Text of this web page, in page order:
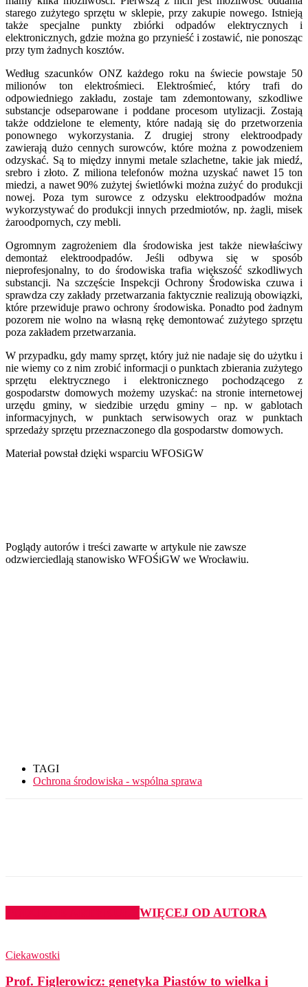
starego zużytego sprzętu w sklepie, przy zakupie nowego. Istnieją
także specjalne punkty zbiórki odpadów elektrycznych i
elektronicznych, gdzie można go przynieść i zostawić, nie ponosząc
przy tym żadnych kosztów.
Według szacunków ONZ każdego roku na świecie powstaje 50
milionów ton elektrośmieci. Elektrośmieć, który trafi do
odpowiedniego zakładu, zostaje tam zdemontowany, szkodliwe
substancje odseparowane i poddane procesom utylizacji. Zostają
także oddzielone te elementy, które nadają się do przetworzenia
ponownego wykorzystania. Z drugiej strony elektroodpady
zawierają dużo cennych surowców, które można z powodzeniem
odzyskać. Są to między innymi metale szlachetne, takie jak miedź,
srebro i złoto. Z miliona telefonów można uzyskać nawet 15 ton
miedzi, a nawet 90% zużytej świetlówki można zużyć do produkcji
nowej. Poza tym surowce z odzysku elektroodpadów można
wykorzystywać do produkcji innych przedmiotów, np. żagli, misek
żaroodpornych, czy mebli.
Ogromnym zagrożeniem dla środowiska jest także niewłaściwy
demontaż elektroodpadów. Jeśli odbywa się w sposób
nieprofesjonalny, to do środowiska trafia większość szkodliwych
substancji. Na szczęście Inspekcji Ochrony Środowiska czuwa i
sprawdza czy zakłady przetwarzania faktycznie realizują obowiązki,
które przewiduje prawo ochrony środowiska. Ponadto pod żadnym
pozorem nie wolno na własną rękę demontować zużytego sprzętu
poza zakładem przetwarzania.
W przypadku, gdy mamy sprzęt, który już nie nadaje się do użytku i
nie wiemy co z nim zrobić informacji o punktach zbierania zużytego
sprzętu elektrycznego i elektronicznego pochodzącego z
gospodarstw domowych możemy uzyskać: na stronie internetowej
urzędu gminy, w siedzibie urzędu gminy – np. w gablotach
informacyjnych, w punktach serwisowych oraz w punktach
sprzedaży sprzętu przeznaczonego dla gospodarstw domowych.
Materiał powstał dzięki wsparciu WFOSiGW
Poglądy autorów i treści zawarte w artykule nie zawsze
odzwierciedlają stanowisko WFOŚiGW we Wrocławiu.
TAGI
Ochrona środowiska - wspólna sprawa
WIĘCEJ OD AUTORA
Ciekawostki
Prof. Figlerowicz: genetyka Piastów to wielka i